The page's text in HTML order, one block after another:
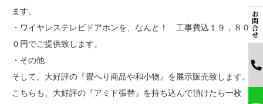
ます。
・ワイヤレステレビドアホンを、なんと！ 工事費込１９，８０
０円でご提供致します。
・その他
そして、大好評の『畳へり商品や和小物』を展示販売致します。
こちらも、大好評の『アミド張替』を持ち込んで頂けたら一枚